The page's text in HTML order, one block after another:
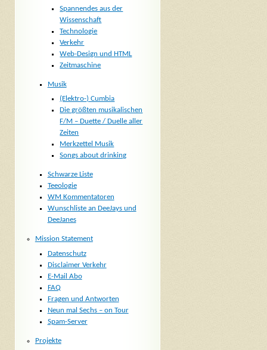
Spannendes aus der
Wissenschaft
Technologie
Verkehr
Web-Design und HTML
Zeitmaschine
Musik
(Elektro-) Cumbia
Die größten musikalischen
F/M – Duette / Duelle aller
Zeiten
Merkzettel Musik
Songs about drinking
Schwarze Liste
Teeologie
WM Kommentatoren
Wunschliste an DeeJays und
DeeJanes
Mission Statement
Datenschutz
Disclaimer Verkehr
E-Mail Abo
FAQ
Fragen und Antworten
Neun mal Sechs – on Tour
Spam-Server
Projekte